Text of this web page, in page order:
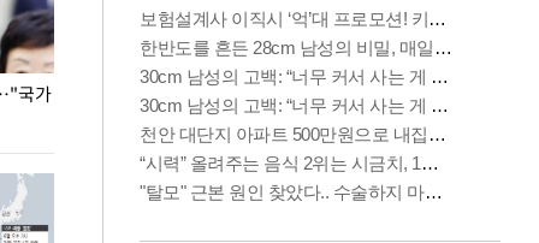
국가 홈플러스, 67개 점포 가오픈… 13일 정식 개장
오세훈 서울시
환경 점검